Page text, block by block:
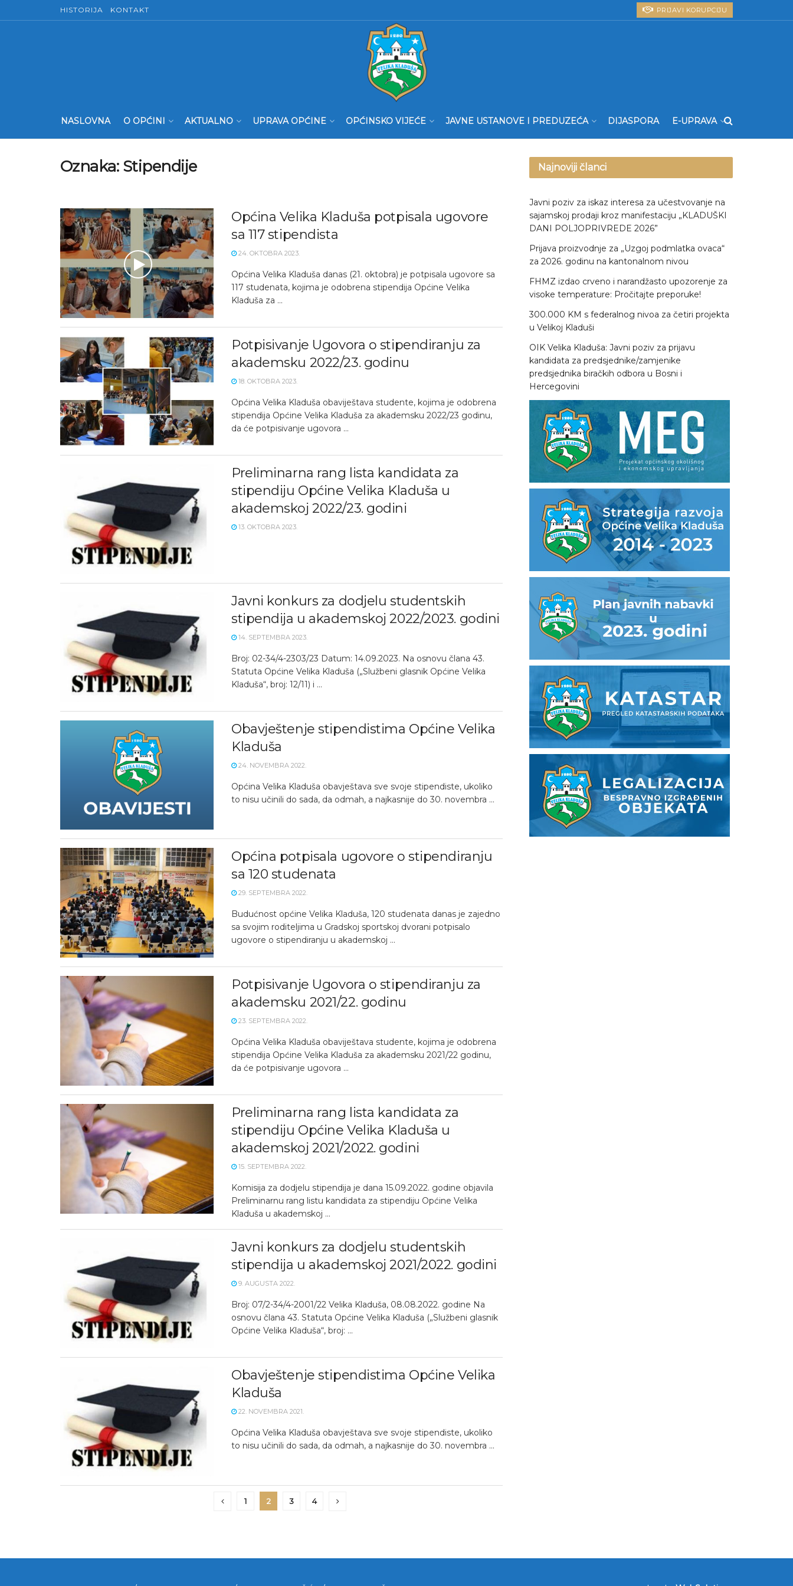
HISTORIJA KONTAKT PRIJAVI KORUPCIJU
NASLOVNA O OPĆINI AKTUALNO UPRAVA OPĆINE OPĆINSKO VIJEĆE JAVNE USTANOVE I PREDUZEĆA DIJASPORA E-UPRAVA
Oznaka: Stipendije
Općina Velika Kladuša potpisala ugovore
sa 117 stipendista
24. OKTOBRA 2023.
Općina Velika Kladuša danas (21. oktobra) je potpisala ugovore sa
117 studenata, kojima je odobrena stipendija Općine Velika
Kladuša za ...
Potpisivanje Ugovora o stipendiranju za
akademsku 2022/23. godinu
18. OKTOBRA 2023.
Općina Velika Kladuša obaviještava studente, kojima je odobrena
stipendija Općine Velika Kladuša za akademsku 2022/23 godinu,
da će potpisivanje ugovora ...
Preliminarna rang lista kandidata za
stipendiju Općine Velika Kladuša u
akademskoj 2022/23. godini
13. OKTOBRA 2023.
Javni konkurs za dodjelu studentskih
stipendija u akademskoj 2022/2023. godini
14. SEPTEMBRA 2023.
Broj: 02-34/4-2303/23 Datum: 14.09.2023. Na osnovu člana 43.
Statuta Općine Velika Kladuša („Službeni glasnik Općine Velika
Kladuša“, broj: 12/11) i ...
Obavještenje stipendistima Općine Velika
Kladuša
24. NOVEMBRA 2022.
Općina Velika Kladuša obavještava sve svoje stipendiste, ukoliko
to nisu učinili do sada, da odmah, a najkasnije do 30. novembra ...
Općina potpisala ugovore o stipendiranju
sa 120 studenata
29. SEPTEMBRA 2022.
Budućnost općine Velika Kladuša, 120 studenata danas je zajedno
sa svojim roditeljima u Gradskoj sportskoj dvorani potpisalo
ugovore o stipendiranju u akademskoj ...
Potpisivanje Ugovora o stipendiranju za
akademsku 2021/22. godinu
23. SEPTEMBRA 2022.
Općina Velika Kladuša obaviještava studente, kojima je odobrena
stipendija Općine Velika Kladuša za akademsku 2021/22 godinu,
da će potpisivanje ugovora ...
Preliminarna rang lista kandidata za
stipendiju Općine Velika Kladuša u
akademskoj 2021/2022. godini
15. SEPTEMBRA 2022.
Komisija za dodjelu stipendija je dana 15.09.2022. godine objavila
Preliminarnu rang listu kandidata za stipendiju Općine Velika
Kladuša u akademskoj ...
Javni konkurs za dodjelu studentskih
stipendija u akademskoj 2021/2022. godini
9. AUGUSTA 2022.
Broj: 07/2-34/4-2001/22 Velika Kladuša, 08.08.2022. godine Na
osnovu člana 43. Statuta Općine Velika Kladuša („Službeni glasnik
Općine Velika Kladuša“, broj: ...
Obavještenje stipendistima Općine Velika
Kladuša
22. NOVEMBRA 2021.
Općina Velika Kladuša obavještava sve svoje stipendiste, ukoliko
to nisu učinili do sada, da odmah, a najkasnije do 30. novembra ...
1 2 3 4
Najnoviji članci
Javni poziv za iskaz interesa za učestvovanje na
sajamskoj prodaji kroz manifestaciju „KLADUŠKI
DANI POLJOPRIVREDE 2026”
Prijava proizvodnje za „Uzgoj podmlatka ovaca“
za 2026. godinu na kantonalnom nivou
FHMZ izdao crveno i narandžasto upozorenje za
visoke temperature: Pročitajte preporuke!
300.000 KM s federalnog nivoa za četiri projekta
u Velikoj Kladuši
OIK Velika Kladuša: Javni poziv za prijavu
kandidata za predsjednike/zamjenike
predsjednika biračkih odbora u Bosni i
Hercegovini